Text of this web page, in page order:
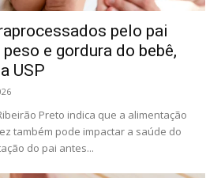
pelo pai
e gordura do bebê,
USP
Preto indica que a alimentação
também pode impactar a saúde do
do pai antes...